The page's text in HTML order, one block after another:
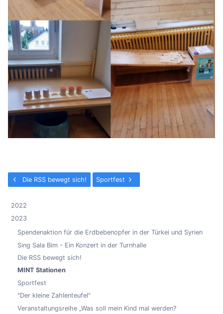
Die RSS bewegt sich! Sportfest
2022
2023
Spendenaktion für die Erdbebenopfer in der Türkei und Syrien
Sing Sala Bim - Ein Konzert in der Turnhalle
Die RSS bewegt sich!
MINT Stationen
Sportfest
"Der kleine Zahlenteufel"
Veranstaltungsreihe „Was soll mein Kind mal werden?